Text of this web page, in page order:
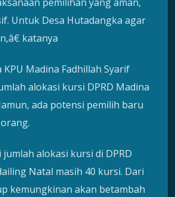
Untuk Desa Hutadangka agar
katanya
Madina Fadhillah Syarif
alokasi kursi DPRD Madina
ada potensi pemilih baru
alokasi kursi di DPRD
Natal masih 40 kursi. Dari
kemungkinan akan betambah